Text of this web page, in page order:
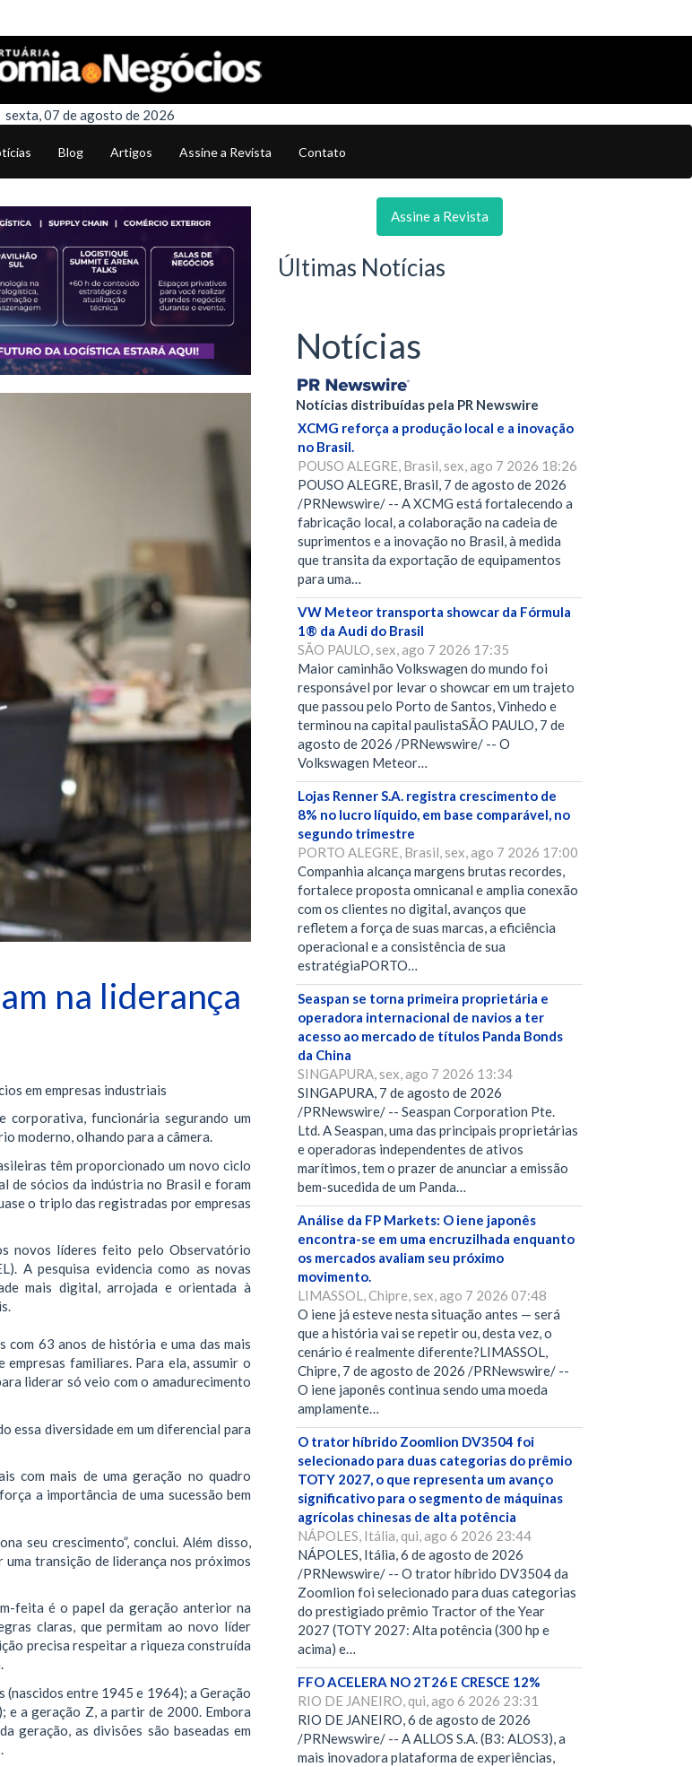
sexta, 07 de agosto de 2026
Blog Artigos Assine a Revista Contato
na liderança
em empresas industriais
corporativa, funcionária segurando um
moderno, olhando para a câmera.
têm proporcionado um novo ciclo
de sócios da indústria no Brasil e foram
o triplo das registradas por empresas
novos líderes feito pelo Observatório
A pesquisa evidencia como as novas
mais digital, arrojada e orientada à
63 anos de história e uma das mais
familiares. Para ela, assumir o
liderar só veio com o amadurecimento
essa diversidade em um diferencial para
com mais de uma geração no quadro
a importância de uma sucessão bem
seu crescimento”, conclui. Além disso,
transição de liderança nos próximos
feita é o papel da geração anterior na
claras, que permitam ao novo líder
precisa respeitar a riqueza construída
(nascidos entre 1945 e 1964); a Geração
a geração Z, a partir de 2000. Embora
geração, as divisões são baseadas em
Assine a Revista
Últimas Notícias
Notícias
Notícias distribuídas pela PR Newswire
XCMG reforça a produção local e a inovação
no Brasil.
POUSO ALEGRE, Brasil, sex, ago 7 2026 18:26
POUSO ALEGRE, Brasil, 7 de agosto de 2026
/PRNewswire/ -- A XCMG está fortalecendo a
fabricação local, a colaboração na cadeia de
suprimentos e a inovação no Brasil, à medida
que transita da exportação de equipamentos
para uma…
VW Meteor transporta showcar da Fórmula
1® da Audi do Brasil
SÃO PAULO, sex, ago 7 2026 17:35
Maior caminhão Volkswagen do mundo foi
responsável por levar o showcar em um trajeto
que passou pelo Porto de Santos, Vinhedo e
terminou na capital paulistaSÃO PAULO, 7 de
agosto de 2026 /PRNewswire/ -- O
Volkswagen Meteor…
Lojas Renner S.A. registra crescimento de
8% no lucro líquido, em base comparável, no
segundo trimestre
PORTO ALEGRE, Brasil, sex, ago 7 2026 17:00
Companhia alcança margens brutas recordes,
fortalece proposta omnicanal e amplia conexão
com os clientes no digital, avanços que
refletem a força de suas marcas, a eficiência
operacional e a consistência de sua
estratégiaPORTO…
Seaspan se torna primeira proprietária e
operadora internacional de navios a ter
acesso ao mercado de títulos Panda Bonds
da China
SINGAPURA, sex, ago 7 2026 13:34
SINGAPURA, 7 de agosto de 2026
/PRNewswire/ -- Seaspan Corporation Pte.
Ltd. A Seaspan, uma das principais proprietárias
e operadoras independentes de ativos
marítimos, tem o prazer de anunciar a emissão
bem-sucedida de um Panda…
Análise da FP Markets: O iene japonês
encontra-se em uma encruzilhada enquanto
os mercados avaliam seu próximo
movimento.
LIMASSOL, Chipre, sex, ago 7 2026 07:48
O iene já esteve nesta situação antes — será
que a história vai se repetir ou, desta vez, o
cenário é realmente diferente?LIMASSOL,
Chipre, 7 de agosto de 2026 /PRNewswire/ --
O iene japonês continua sendo uma moeda
amplamente…
O trator híbrido Zoomlion DV3504 foi
selecionado para duas categorias do prêmio
TOTY 2027, o que representa um avanço
significativo para o segmento de máquinas
agrícolas chinesas de alta potência
NÁPOLES, Itália, qui, ago 6 2026 23:44
NÁPOLES, Itália, 6 de agosto de 2026
/PRNewswire/ -- O trator híbrido DV3504 da
Zoomlion foi selecionado para duas categorias
do prestigiado prêmio Tractor of the Year
2027 (TOTY 2027: Alta potência (300 hp e
acima) e…
FFO ACELERA NO 2T26 E CRESCE 12%
RIO DE JANEIRO, qui, ago 6 2026 23:31
RIO DE JANEIRO, 6 de agosto de 2026
/PRNewswire/ -- A ALLOS S.A. (B3: ALOS3), a
mais inovadora plataforma de experiências,